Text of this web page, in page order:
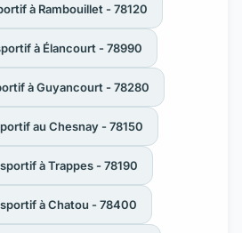
à Rambouillet - 78120
à Élancourt - 78990
à Guyancourt - 78280
au Chesnay - 78150
à Trappes - 78190
à Chatou - 78400